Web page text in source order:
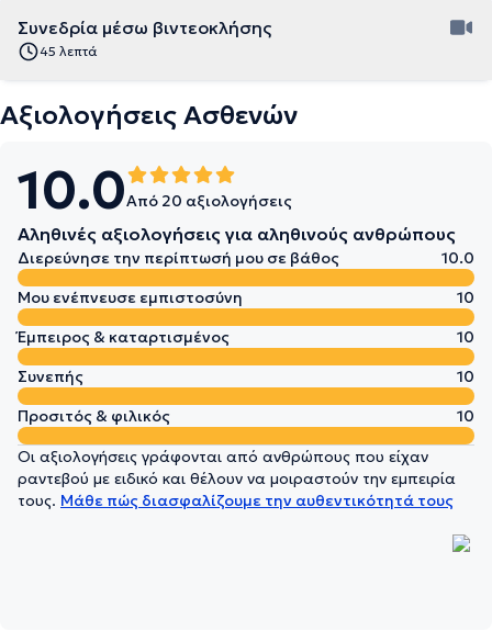
Συνεδρία μέσω βιντεοκλήσης
45 λεπτά
Αξιολογήσεις Ασθενών
10.0Από 20 αξιολογήσεις
Αληθινές αξιολογήσεις για αληθινούς ανθρώπους
Διερεύνησε την περίπτωσή μου σε βάθος
10.0
Μου ενέπνευσε εμπιστοσύνη
10
Έμπειρος & καταρτισμένος
10
Συνεπής
10
Προσιτός & φιλικός
10
Οι αξιολογήσεις γράφονται από ανθρώπους που είχαν
ραντεβού με ειδικό και θέλουν να μοιραστούν την εμπειρία
τους. Μάθε πώς διασφαλίζουμε την αυθεντικότητά τους